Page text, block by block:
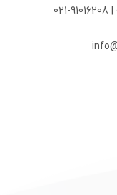
021-91016208